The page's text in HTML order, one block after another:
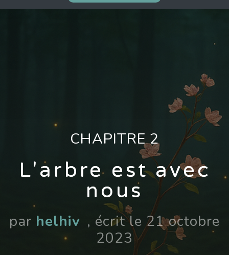
CHAPITRE 2
L'arbre est avec
nous
par helhiv , écrit le 21 octobre
2023